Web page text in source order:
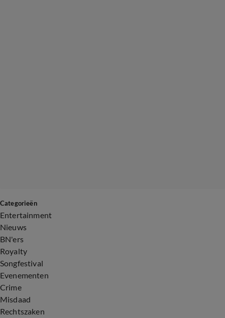
Categorieën
Entertainment
Nieuws
BN'ers
Royalty
Songfestival
Evenementen
Crime
Misdaad
Rechtszaken